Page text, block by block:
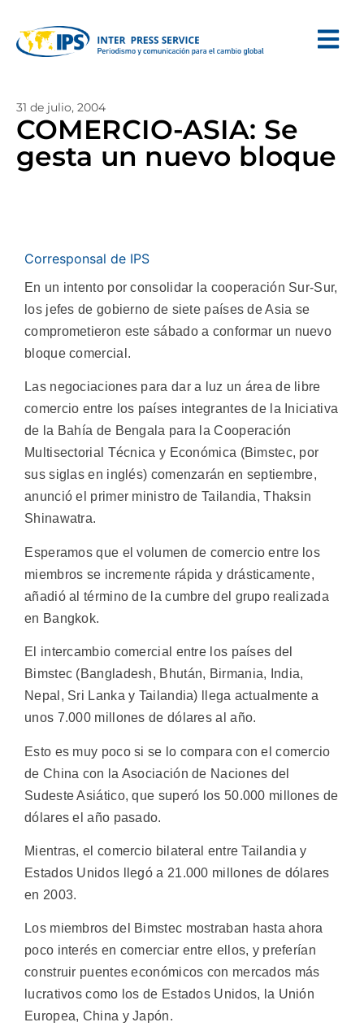
31 de julio, 2004
COMERCIO-ASIA: Se
gesta un nuevo bloque
Corresponsal de IPS
En un intento por consolidar la cooperación Sur-Sur,
los jefes de gobierno de siete países de Asia se
comprometieron este sábado a conformar un nuevo
bloque comercial.
Las negociaciones para dar a luz un área de libre
comercio entre los países integrantes de la Iniciativa
de la Bahía de Bengala para la Cooperación
Multisectorial Técnica y Económica (Bimstec, por
sus siglas en inglés) comenzarán en septiembre,
anunció el primer ministro de Tailandia, Thaksin
Shinawatra.
Esperamos que el volumen de comercio entre los
miembros se incremente rápida y drásticamente,
añadió al término de la cumbre del grupo realizada
en Bangkok.
El intercambio comercial entre los países del
Bimstec (Bangladesh, Bhután, Birmania, India,
Nepal, Sri Lanka y Tailandia) llega actualmente a
unos 7.000 millones de dólares al año.
Esto es muy poco si se lo compara con el comercio
de China con la Asociación de Naciones del
Sudeste Asiático, que superó los 50.000 millones de
dólares el año pasado.
Mientras, el comercio bilateral entre Tailandia y
Estados Unidos llegó a 21.000 millones de dólares
en 2003.
Los miembros del Bimstec mostraban hasta ahora
poco interés en comerciar entre ellos, y preferían
construir puentes económicos con mercados más
lucrativos como los de Estados Unidos, la Unión
Europea, China y Japón.